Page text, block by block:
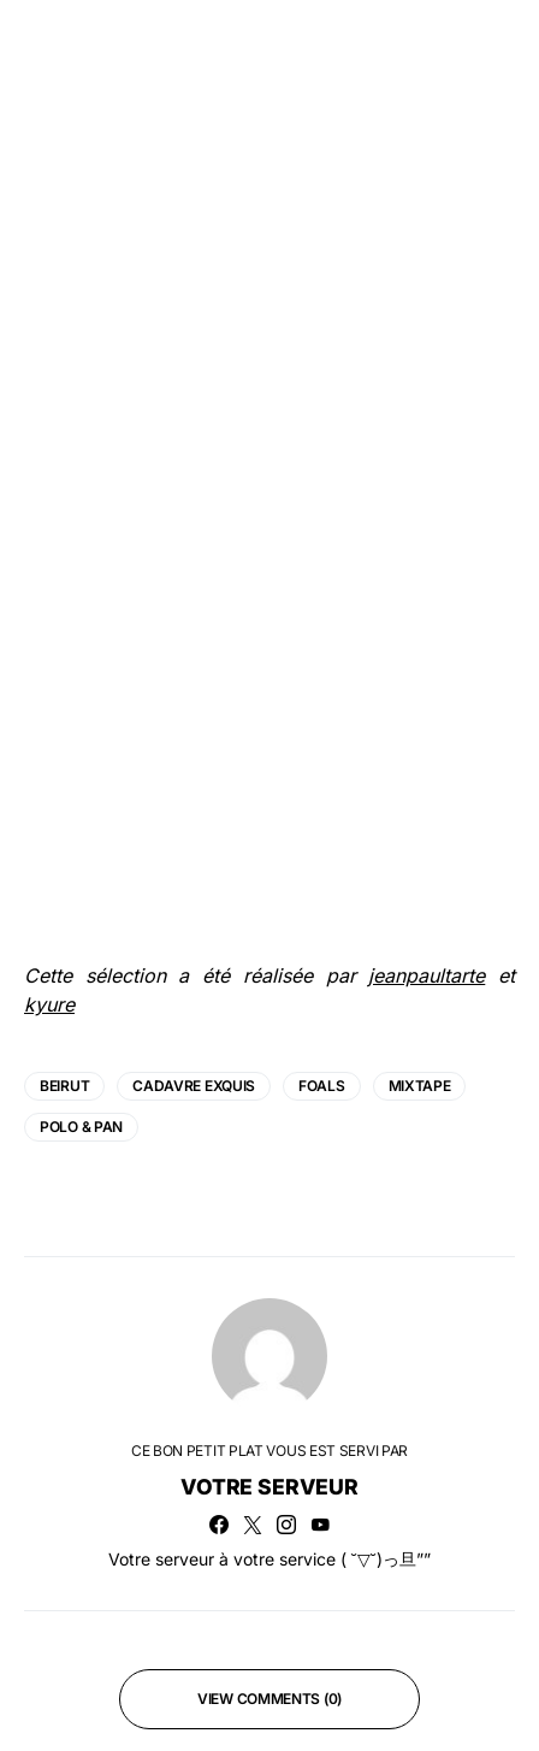
Cette sélection a été réalisée par jeanpaultarteet
kyure
BEIRUT CADAVRE EXQUIS FOALS MIXTAPE
POLO & PAN
CE BON PETIT PLAT VOUS EST SERVI PAR
VOTRE SERVEUR
Votre serveur à votre service ( ˘▽˘)っ旦””
VIEW COMMENTS (0)